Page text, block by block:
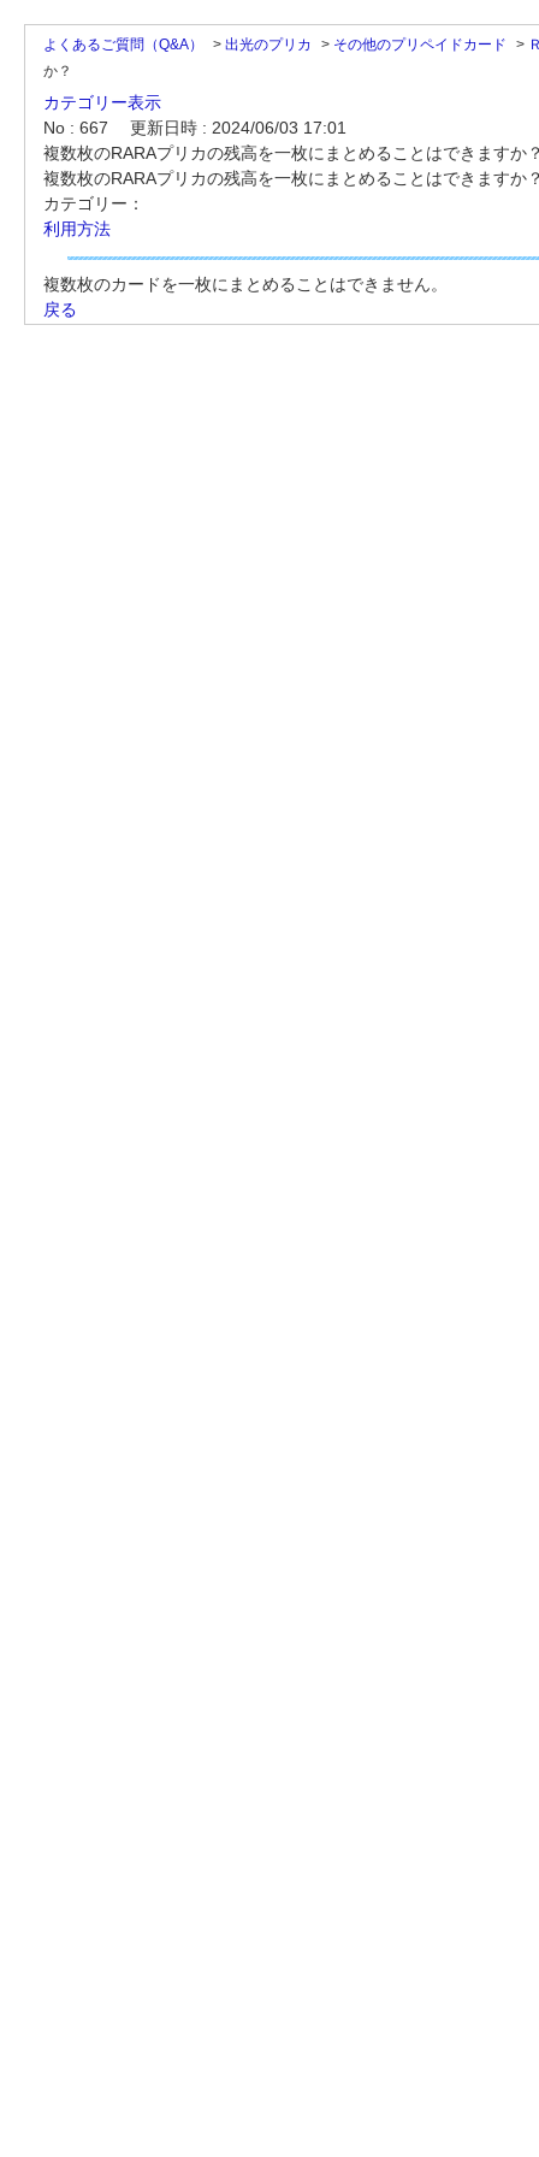
よくあるご質問（Q&A） > 出光のプリカ > その他のプリペイドカード >
か？
カテゴリー表示
No : 667
更新日時 : 2024/06/03 17:01
複数枚のRARAプリカの残高を一枚にまとめることはできますか
複数枚のRARAプリカの残高を一枚にまとめることはできますか
カテゴリー：
利用方法
複数枚のカードを一枚にまとめることはできません。
戻る